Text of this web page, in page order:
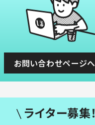
お問い合わせページへ
ライター募集！